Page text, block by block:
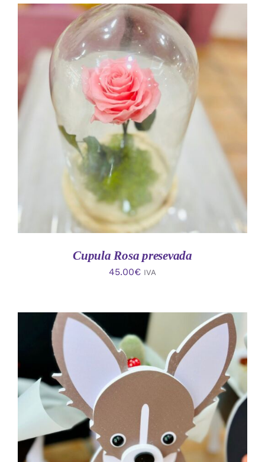
AÑADIR AL CARRITO
DETALLES
Cupula Rosa presevada
45.00€ IVA
AÑADIR AL CARRITO
DETALLES